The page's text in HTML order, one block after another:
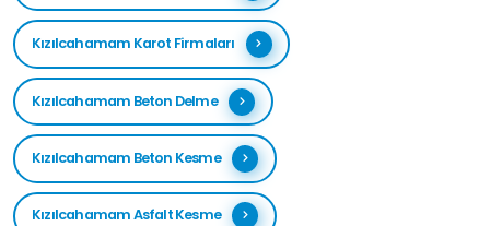
Kızılcahamam Karot Firmaları
Kızılcahamam Beton Delme
Kızılcahamam Beton Kesme
Kızılcahamam Asfalt Kesme